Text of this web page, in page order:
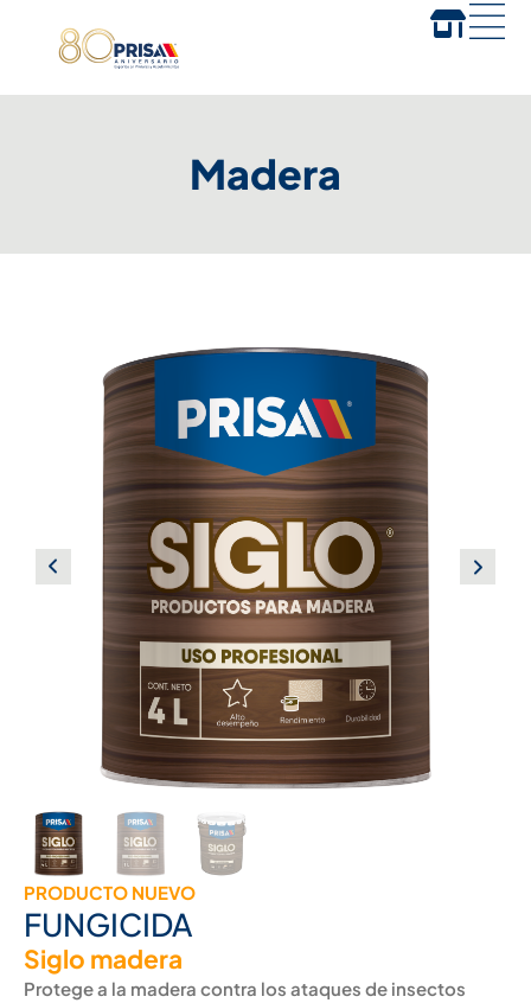
Madera
PRODUCTO NUEVO
FUNGICIDA
Siglo madera
Protege a la madera contra los ataques de insectos